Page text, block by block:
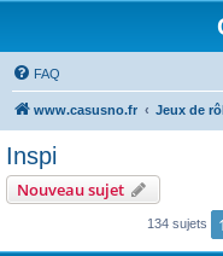
FAQ
www.casusno.fr Jeux de
Inspi
Nouveau sujet
134 sujets 1